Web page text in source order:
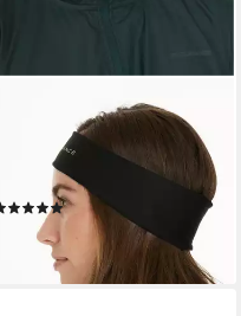
Stirnband Warrington
Headband mit top
Sportfunktion
(2)
15,95 €
lieferbar - in 3-4 Werktagen bei dir